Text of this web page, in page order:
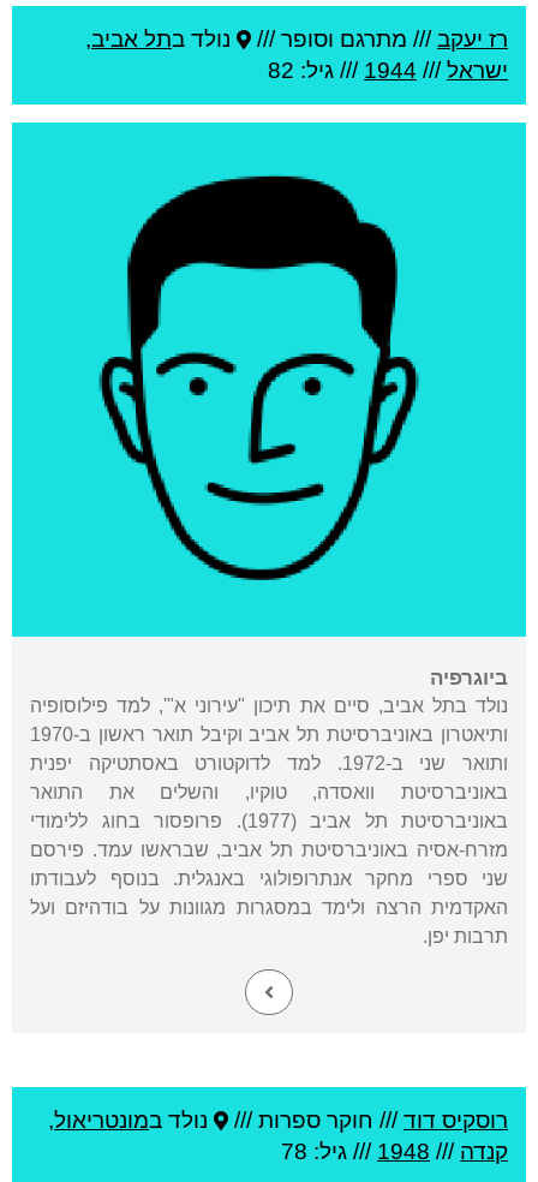
רז יעקב/// מתרגם וסופר /// נולד בתל אביב,
ישראל///
1944 /// גיל: 82
ביוגרפיה
נולד בתל אביב, סיים את תיכון "עירוני א"', למד פילוסופיה
ותיאטרון באוניברסיטת תל אביב וקיבל תואר ראשון ב-1970
ותואר שני ב-1972. למד לדוקטורט באסתטיקה יפנית
באוניברסיטת וואסדה, טוקיו, והשלים את התואר
באוניברסיטת תל אביב (1977). פרופסור בחוג ללימודי
מזרח-אסיה באוניברסיטת תל אביב, שבראשו עמד. פירסם
שני ספרי מחקר אנתרופולוגי באנגלית. בנוסף לעבודתו
האקדמית הרצה ולימד במסגרות מגוונות על בודהיזם ועל
תרבות יפן.
רוסקיס דוד/// חוקר ספרות /// נולד במונטריאול,
קנדה ///
1948 /// גיל: 78